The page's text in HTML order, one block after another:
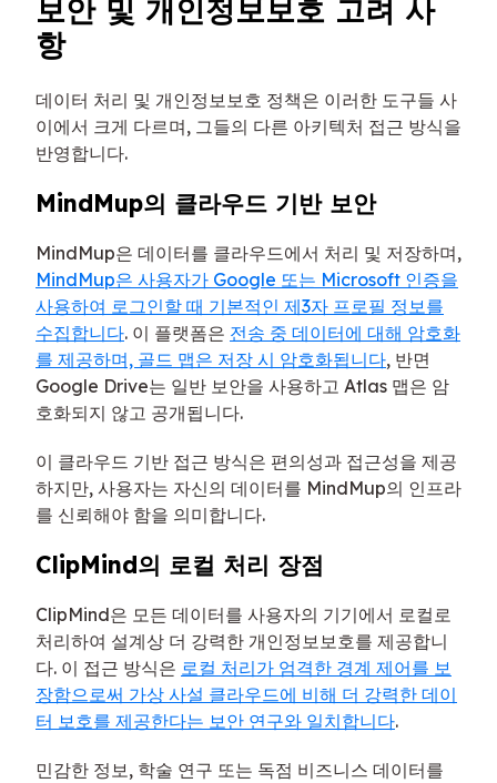
보안 및 개인정보보호 고려 사
항
데이터 처리 및 개인정보보호 정책은 이러한 도구들 사
이에서 크게 다르며, 그들의 다른 아키텍처 접근 방식을
반영합니다.
MindMup의 클라우드 기반 보안
MindMup은 데이터를 클라우드에서 처리 및 저장하며,
MindMup은 사용자가 Google 또는 Microsoft 인증을
사용하여 로그인할 때 기본적인 제3자 프로필 정보를
수집합니다. 이 플랫폼은 전송 중 데이터에 대해 암호화
를 제공하며, 골드 맵은 저장 시 암호화됩니다, 반면
Google Drive는 일반 보안을 사용하고 Atlas 맵은 암
호화되지 않고 공개됩니다.
이 클라우드 기반 접근 방식은 편의성과 접근성을 제공
하지만, 사용자는 자신의 데이터를 MindMup의 인프라
를 신뢰해야 함을 의미합니다.
ClipMind의 로컬 처리 장점
ClipMind은 모든 데이터를 사용자의 기기에서 로컬로
처리하여 설계상 더 강력한 개인정보보호를 제공합니
다. 이 접근 방식은 로컬 처리가 엄격한 경계 제어를 보
장함으로써 가상 사설 클라우드에 비해 더 강력한 데이
터 보호를 제공한다는 보안 연구와 일치합니다.
민감한 정보, 학술 연구 또는 독점 비즈니스 데이터를